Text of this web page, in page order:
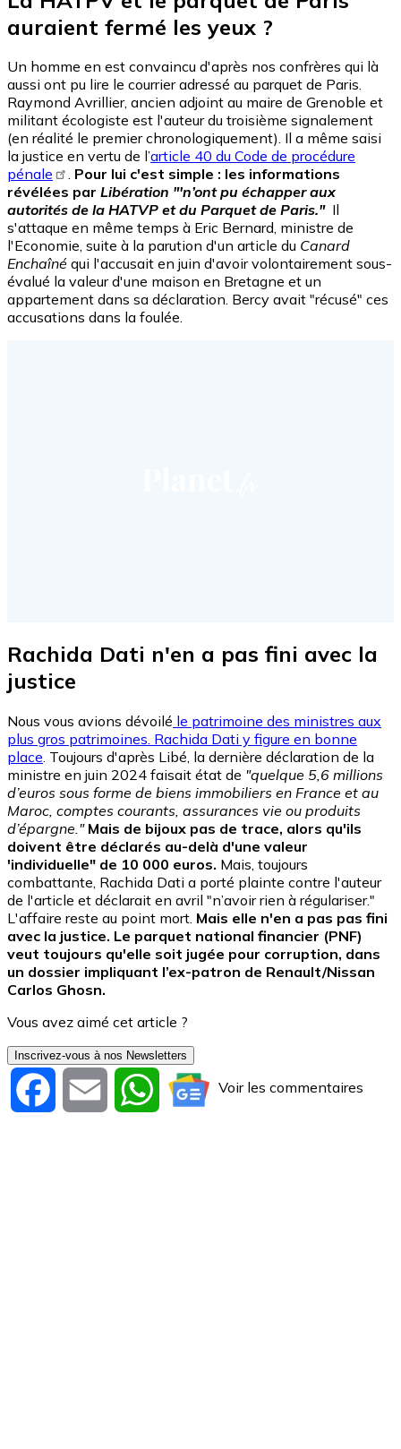
auraient fermé les yeux ?
Un homme en est convaincu d'après nos confrères qui là
aussi ont pu lire le courrier adressé au parquet de Paris.
Raymond Avrillier, ancien adjoint au maire de Grenoble et
militant écologiste est l'auteur du troisième signalement
(en réalité le premier chronologiquement). Il a même saisi
la justice en vertu de l’article 40 du Code de procédure
pénale
. Pour lui c'est simple : les informations
révélées par Libération "'n’ont pu échapper aux
autorités de la HATVP et du Parquet de Paris." Il
s'attaque en même temps à Eric Bernard, ministre de
l'Economie, suite à la parution d'un article du Canard
Enchaîné qui l'accusait en juin d'avoir volontairement sous-
évalué la valeur d'une maison en Bretagne et un
appartement dans sa déclaration. Bercy avait "récusé" ces
accusations dans la foulée.
Rachida Dati n'en a pas fini avec la
justice
Nous vous avions dévoilé le patrimoine des ministres aux
plus gros patrimoines. Rachida Dati y figure en bonne
place. Toujours d'après Libé, la dernière déclaration de la
ministre en juin 2024 faisait état de "quelque 5,6 millions
d’euros sous forme de biens immobiliers en France et au
Maroc, comptes courants, assurances vie ou produits
d’épargne." Mais de bijoux pas de trace, alors qu'ils
doivent être déclarés au-delà d'une valeur
'individuelle" de 10 000 euros. Mais, toujours
combattante, Rachida Dati a porté plainte contre l'auteur
de l'article et déclarait en avril "n’avoir rien à régulariser."
L'affaire reste au point mort. Mais elle n'en a pas pas fini
avec la justice. Le parquet national financier (PNF)
veut toujours qu'elle soit jugée pour corruption, dans
un dossier impliquant l’ex-patron de Renault/Nissan
Carlos Ghosn.
Vous avez aimé cet article ?
Inscrivez-vous à nos Newsletters
Facebook Email WhatsAppVoir les commentaires